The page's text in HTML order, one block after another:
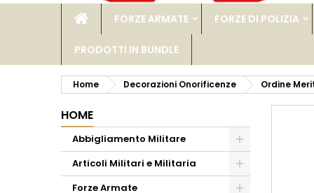
FORZE ARMATE FORZE DI POLIZIA
PRODOTTI IN BUNDLE
Home Decorazioni Onorificenze Ordine
HOME
Abbigliamento Militare
Articoli Militari e Militaria
Forze Armate